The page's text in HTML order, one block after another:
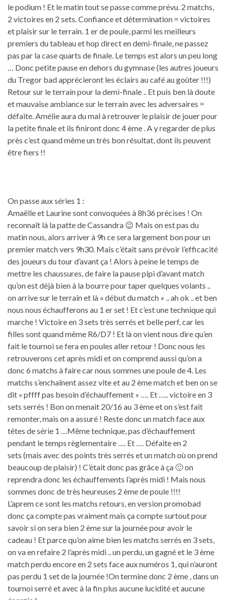
le podium ! Et le matin tout se passe comme prévu. 2 matchs,
2 victoires en 2 sets. Confiance et détermination = victoires
et plaisir sur le terrain. 1 er de poule, parmi les meilleurs
premiers du tableau et hop direct en demi-finale, ne passez
pas par la case quarts de finale. Le temps est alors un peu long
… Donc petite pause en dehors du gymnase (les autres joueurs
du Tregor bad apprécieront les éclairs au café au goûter !!!)
Retour sur le terrain pour la demi-finale .. Et puis ben là doute
et mauvaise ambiance sur le terrain avec les adversaires =
défaite. Amélie aura du mal à retrouver le plaisir de jouer pour
la petite finale et ils finiront donc 4 ème . A y regarder de plus
près c’est quand même un très bon résultat, dont ils peuvent
être fiers !!
On passe aux séries 1 :
Amaëlle et Laurine sont convoquées à 8h36 précises ! On
reconnaît là la patte de Cassandra 😉 Mais on est pas du
matin nous, alors arriver à 9h ce sera largement bon pour un
premier match vers 9h30. Mais c’était sans prévoir l’efficacité
des joueurs du tour d’avant ça ! Alors à peine le temps de
mettre les chaussures, de faire la pause pipi d’avant match
qu’on est déjà bien à la bourre pour taper quelques volants ..
on arrive sur le terrain et là « début du match » .. ah ok .. et ben
nous nous échaufferons au 1 er set ! Et c’est une technique qui
marche ! Victoire en 3 sets très serrés et belle perf, car les
filles sont quand même R6/D7 ! Et là on vient nous dire qu’en
fait le tournoi se fera en poules aller retour ! Donc nous les
retrouverons cet après midi et on comprend aussi qu’on a
donc 6 matchs à faire car nous sommes une poule de 4. Les
matchs s’enchaînent assez vite et au 2 ème match et ben on se
dit « pffff pas besoin d’échauffement » …. Et ….. victoire en 3
sets serrés ! Bon on menait 20/16 au 3 ème et on s’est fait
remonter, mais on a assuré ! Reste donc un match face aux
têtes de série 1 …Même technique, pas d’échauffement
pendant le temps règlementaire …. Et …. Défaite en 2
sets (mais avec des points très serrés et un match où on prend
beaucoup de plaisir) ! C’était donc pas grâce à ça 🙂 on
reprendra donc les échauffements l’après midi ! Mais nous
sommes donc de très heureuses 2 ème de poule !!!!
L’aprem ce sont les matchs retours, en version promobad
donc ça compte pas vraiment mais ça compte surtout pour
savoir si on sera bien 2 ème sur la journée pour avoir le
cadeau ! Et parce qu’on aime bien les matchs serrés en 3 sets,
on va en refaire 2 l’après midi .. un perdu, un gagné et le 3 ème
match perdu encore en 2 sets face aux numéros 1, qui n’auront
pas perdu 1 set de la journée !On termine donc 2 ème , dans un
tournoi serré et avec à la fin plus aucune lucidité et aucune